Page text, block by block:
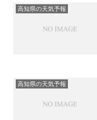
高知県の天気予報
高知県の天気予報